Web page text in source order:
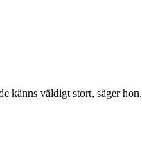
känns väldigt stort, säger hon.